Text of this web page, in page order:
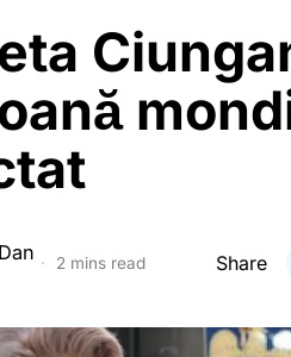
2 mins read Share